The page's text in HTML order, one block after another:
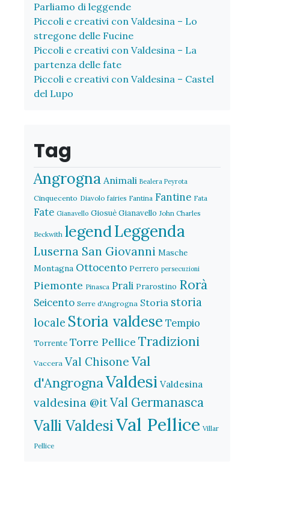
Parliamo di leggende
Piccoli e creativi con Valdesina – Lo
stregone delle Fucine
Piccoli e creativi con Valdesina – La
partenza delle fate
Piccoli e creativi con Valdesina – Castel
del Lupo
Tag
Angrogna Animali Bealera Peyrota
Cinquecento Diavolo fairies Fantina Fantine Fata
Fate Gianavello Giosuè Gianavello John Charles
Beckwith legendLeggenda
Luserna San Giovanni Masche
Montagna Ottocento Perrero persecuzioni
Piemonte Pinasca Prali Prarostino Rorà
Seicento Serre d'Angrogna Storia storia
locale Storia valdese Tempio
Torrente Torre Pellice Tradizioni
Vaccera Val Chisone Val
d'AngrognaValdesi Valdesina
valdesina @itVal Germanasca
Valli ValdesiVal Pellice Villar
Pellice